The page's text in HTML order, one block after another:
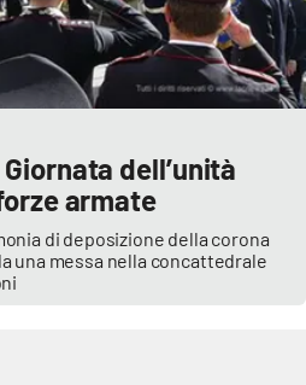
dell’unità
armate
di deposizione della corona
una messa nella concattedrale